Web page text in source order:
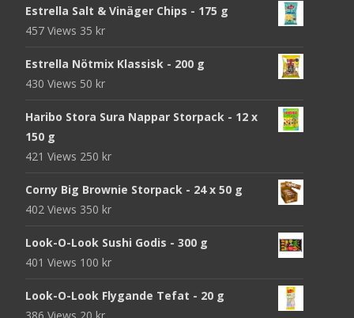
Estrella Salt & Vinäger Chips - 175 g
457 Views 35 kr
Estrella Nötmix Klassisk - 200 g
430 Views 50 kr
Haribo Stora Sura Nappar Storpack - 12 x
150 g
421 Views 250 kr
Corny Big Brownie Storpack - 24 x 50 g
402 Views 350 kr
Look-O-Look Sushi Godis - 300 g
401 Views 100 kr
Look-O-Look Flygande Tefat - 20 g